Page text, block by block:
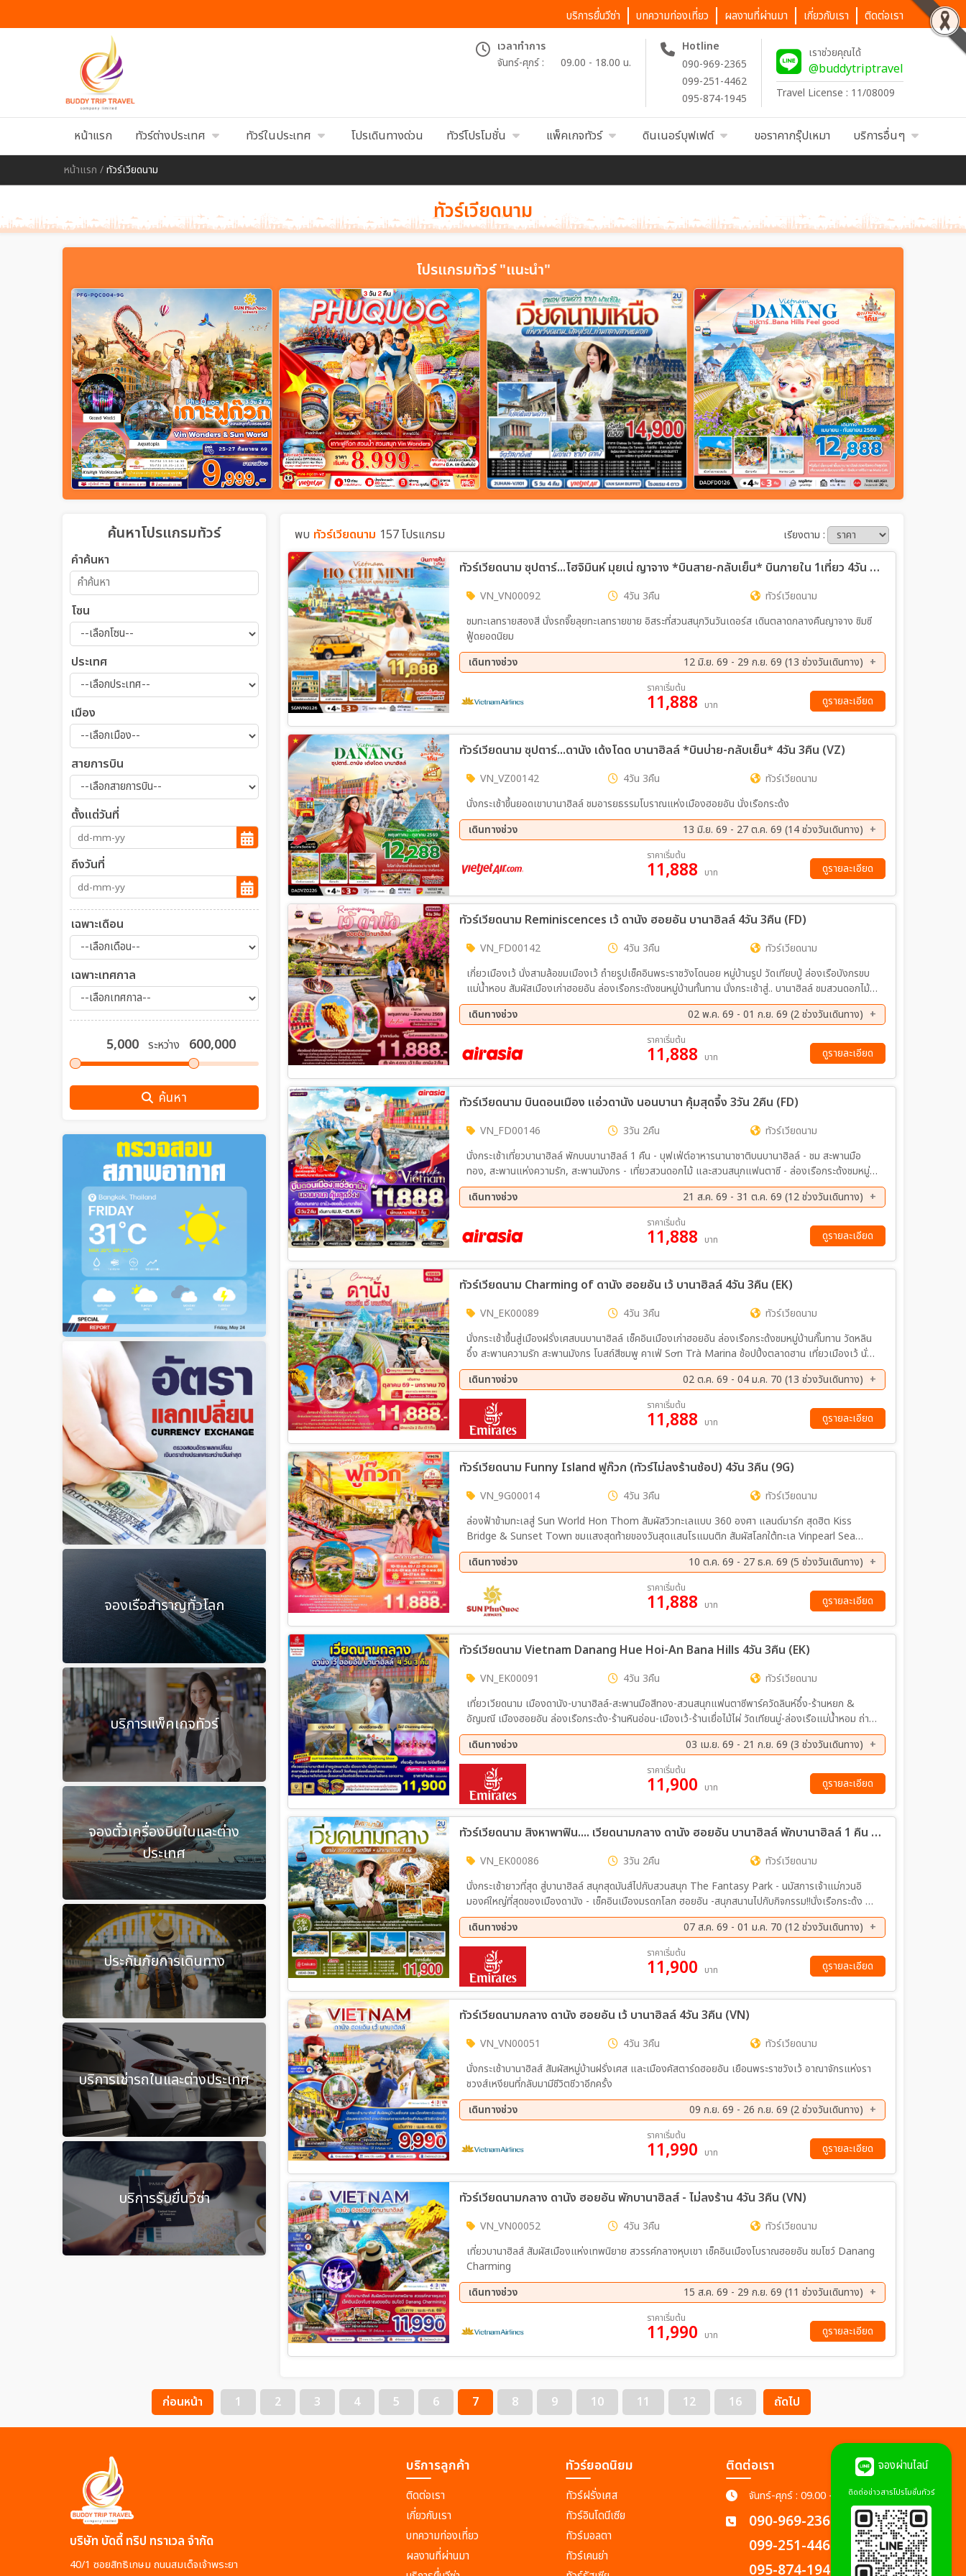
บริการยื่นวีซ่า บทความท่องเที่ยว ผลงานที่ผ่านมา เกี่ยวกับเรา ติดต่อเรา
เวลาทำการ
จันทร์-ศุกร์ :
09.00 - 18.00 น.
Hotline
090-969-2365
099-251-4462
095-874-1945
เราช่วยคุณได้
@buddytriptravel
Travel License : 11/08009
หน้าแรก ทัวร์ต่างประเทศ ทัวร์ในประเทศ โปรเดินทางด่วน ทัวร์โปรโมชั่น แพ็คเกจทัวร์ ดินเนอร์บุฟเฟต์ ขอราคากรุ๊ปเหมา บริการอื่นๆ
หน้าแรก /ทัวร์เวียดนาม
ทัวร์เวียดนาม
โปรแกรมทัวร์ "แนะนำ"
ค้นหาโปรแกรมทัวร์
คำค้นหา
โซน
ประเทศ
เมือง
สายการบิน
ตั้งแต่วันที่
ถึงวันที่
เฉพาะเดือน
เฉพาะเทศกาล
ระหว่าง
ค้นหา
จองเรือสำราญทั่วโลก
บริการแพ็คเกจทัวร์
จองตั๋วเครื่องบินในและต่าง
ประเทศ
ประกันภัยการเดินทาง
บริการเช่ารถในและต่างประเทศ
บริการรับยื่นวีซ่า
พบ ทัวร์เวียดนาม 157 โปรแกรม เรียงตาม :
ทัวร์เวียดนาม ซุปตาร์...โฮจิมินห์ มุยเน่ ญาจาง *บินสาย-กลับเย็น* บินภายใน 1เที่ยว 4วัน 3คืน (VN)
VN_VN00092 4วัน 3คืน
ทัวร์เวียดนาม
ชมทะเลทรายสองสี นั่งรถจิ๊ยลุยทะเลทรายขาย อิสระที่สวนสนุกวินวันเดอร์ส เดินตลาดกลางคืนญาจาง ชิมซี
ฟู้ดยอดนิยม
เดินทางช่วง
12 มิ.ย. 69 - 29 ก.ย. 69 (13 ช่วงวันเดินทาง)
20 ส.ค. 69 - 23 ส.ค. 69
28 ส.ค. 69 - 30 ส.ค. 69
29 ส.ค. 69 - 01 ก.ย. 69
04 ก.ย. 69 - 07 ก.ย. 69
18 ก.ย. 69 - 21 ก.ย. 69
19 ก.ย. 69 - 22 ก.ย. 69
25 ก.ย. 69 - 28 ก.ย. 69
26 ก.ย. 69 - 29 ก.ย. 69
ราคาเริ่มต้น
11,888 บาท ดูรายละเอียด
ทัวร์เวียดนาม ซุปตาร์...ดานัง เด้งโดด บานาฮิลล์ *บินบ่าย-กลับเย็น* 4วัน 3คืน (VZ)
VN_VZ00142 4วัน 3คืน
ทัวร์เวียดนาม
นั่งกระเช้าขึ้นยอดเขาบานาฮิลล์ ชมอารยธรรมโบราณแห่งเมืองฮอยอัน นั่งเรือกระด้ง
เดินทางช่วง
13 มิ.ย. 69 - 27 ต.ค. 69 (14 ช่วงวันเดินทาง)
15 ส.ค. 69 - 18 ส.ค. 69
29 ส.ค. 69 - 01 ก.ย. 69
05 ก.ย. 69 - 08 ก.ย. 69
12 ก.ย. 69 - 15 ก.ย. 69
09 ต.ค. 69 - 12 ต.ค. 69
17 ต.ค. 69 - 20 ต.ค. 69
22 ต.ค. 69 - 25 ต.ค. 69
23 ต.ค. 69 - 26 ต.ค. 69
24 ต.ค. 69 - 27 ต.ค. 69
ราคาเริ่มต้น
11,888 บาท ดูรายละเอียด
ทัวร์เวียดนาม Reminiscences เว้ ดานัง ฮอยอัน บานาฮิลล์ 4วัน 3คืน (FD)
VN_FD00142 4วัน 3คืน
ทัวร์เวียดนาม
เกี่ยวเมืองเว้ นั่งสามล้อขมเมืองเว้ ถำยรูปเช็คอินพระราชวังโดนอย หมู่บ้านรูป วัดเทียบปู่ ล่องเรือบังกรขบ
แม่น้ำหอบ สัมผัสเมืองเก่าฮอยอัน ล่องเรือกระดังชนหมู่บ้านทั้นทาน นั่งกระเช้าสู่.. บานาฮิลล์ ชมสวนดอกไม้
และหมู่บ้านฝรั่งเศษ วัดหลินอึ่งละผานความรัก สะพาบมังกร คาเฝ้ Son Tra Marina ช้อปปิ้งสุดมันส์ที่ตลาด
ฮาน
เดินทางช่วง
02 พ.ค. 69 - 01 ก.ย. 69 (2 ช่วงวันเดินทาง)
29 ส.ค. 69 - 01 ก.ย. 69
ราคาเริ่มต้น
11,888 บาท ดูรายละเอียด
ทัวร์เวียดนาม บินดอนเมือง แอ่วดานัง นอนบานา คุ้มสุดจึ้ง 3วัน 2คืน (FD)
VN_FD00146 3วัน 2คืน
ทัวร์เวียดนาม
นั่งกระเช้าเที่ยวบานาฮิลล์ พักบนบานาฮิลล์ 1 คืน - บุฟเฟ่ต์อาหารนานาชาติบนบานาฮิลล์ - ชม สะพานมือ
ทอง, สะพานแห่งความรัก, สะพานมังกร - เที่ยวสวนดอกไม้ และสวนสนุกแฟนตาซี - ล่องเรือกระด้งชมหมู่
บ้านกั๊มทาน - ชิลล์ที่ Son Tra Marina Café - ช้อปปิ้งเพลิน ๆ ตลาดฮาน - อิสระเที่ยวบานาฮิลล์ตาม
อัธยาศัย
เดินทางช่วง
21 ส.ค. 69 - 31 ต.ค. 69 (12 ช่วงวันเดินทาง)
28 ส.ค. 69 - 30 ส.ค. 69
25 ก.ย. 69 - 27 ก.ย. 69
02 ต.ค. 69 - 04 ต.ค. 69
11 ต.ค. 69 - 13 ต.ค. 69
24 ต.ค. 69 - 26 ต.ค. 69
28 ต.ค. 69 - 30 ต.ค. 69 29 ต.ค. 69 - 31 ต.ค. 69
ราคาเริ่มต้น
11,888 บาท ดูรายละเอียด
ทัวร์เวียดนาม Charming of ดานัง ฮอยอัน เว้ บานาฮิลล์ 4วัน 3คืน (EK)
VN_EK00089 4วัน 3คืน
ทัวร์เวียดนาม
นั่งกระเช้าขึ้นสู่เมืองฝรั่งเศสบนบานาฮิลล์ เช็คอินเมืองเก่าฮอยอัน ล่องเรือกระด้งชมหมู่บ้านกั๊มทาน วัดหลิน
อึ๋ง สะพานความรัก สะพานมังกร โบสถ์สีชมพู คาเฟ่ Sơn Trà Marina ช้อปปิ้งตลาดฮาน เที่ยวเมืองเว้ นั่ง
สามล้อชมเมืองเว้ ถ่ายรูปเช็คอินพระราชวังไดนอย วัดเทียนมู่ ล่องเรือมังกรชมแม่น้ำหอม
เดินทางช่วง
02 ต.ค. 69 - 04 ม.ค. 70 (13 ช่วงวันเดินทาง)
02 ต.ค. 69 - 05 ต.ค. 69
09 ต.ค. 69 - 12 ต.ค. 69
16 ต.ค. 69 - 19 ต.ค. 69
23 ต.ค. 69 - 26 ต.ค. 69
30 ต.ค. 69 - 02 พ.ย. 69
06 พ.ย. 69 - 09 พ.ย. 69
06 ธ.ค. 69 - 09 ธ.ค. 69
11 ธ.ค. 69 - 14 ธ.ค. 69
25 ธ.ค. 69 - 28 ธ.ค. 69
01 ม.ค. 70 - 04 ม.ค. 70
ราคาเริ่มต้น
11,888 บาท ดูรายละเอียด
ทัวร์เวียดนาม Funny Island ฟูก๊วก (ทัวร์ไม่ลงร้านช้อป) 4วัน 3คืน (9G)
VN_9G00014 4วัน 3คืน
ทัวร์เวียดนาม
ล่องฟ้าข้ามทะเลสู่ Sun World Hon Thom สัมผัสวิวทะเลแบบ 360 องศา แลนด์มาร์ก สุดฮิต Kiss
Bridge & Sunset Town ชมแสงสุดท้ายของวันสุดแสนโรแมนติก สัมผัสโลกใต้ทะเล Vinpearl Sea
Shell Aquarium & Grand World พร้อมเช็กอินเมืองแห่งแสงสี เดินเล่น ช้อป ชิม ชิลล์ ริมทะเลใน
บรรยากาศสุดคึกคัก VuiFest Bazaar
เดินทางช่วง
10 ต.ค. 69 - 27 ธ.ค. 69 (5 ช่วงวันเดินทาง)
10 ต.ค. 69 - 13 ต.ค. 69
22 ต.ค. 69 - 25 ต.ค. 69
12 พ.ย. 69 - 15 พ.ย. 69
24 ธ.ค. 69 - 27 ธ.ค. 69
ราคาเริ่มต้น
11,888 บาท ดูรายละเอียด
ทัวร์เวียดนาม Vietnam Danang Hue Hoi-An Bana Hills 4วัน 3คืน (EK)
VN_EK00091 4วัน 3คืน
ทัวร์เวียดนาม
เที่ยวเวียดนาม เมืองดานัง-บานาฮิลล์-สะพานมือสีทอง-สวนสนุกแฟนตาซีพาร์ควัดลินห์อึ๋ง-ร้านหยก &
อัญมณี เมืองฮอยอัน ล่องเรือกระด้ง-ร้านหินอ่อน-เมืองเว้-ร้านเยื่อไม้ไผ่ วัดเทียนมู่-ล่องเรือแม่น้ำหอม ถ่าย
รูปพระราชวังไดโนย-นั่งรถสามล้อสไตล์เวียดนาม ตลาดดงบา-เมืองดานัง-สะพานมังกร รูปปั้นปลามังกรพ่น
น้ำ-สะพานแห่งความรักในดานัง วัดลินห์อึ๋ง-ตลาดฮาน
เดินทางช่วง
03 เม.ย. 69 - 21 ก.ย. 69 (3 ช่วงวันเดินทาง)
21 ส.ค. 69 - 24 ส.ค. 69
04 ก.ย. 69 - 07 ก.ย. 69
ราคาเริ่มต้น
11,900 บาท ดูรายละเอียด
ทัวร์เวียดนาม สิงหาพาฟิน.... เวียดนามกลาง ดานัง ฮอยอัน บานาฮิลล์ พักบานาฮิลล์ 1 คืน 3วัน 2คืน (EK) ไม่ลงร้านรัฐบาล
VN_EK00086 3วัน 2คืน
ทัวร์เวียดนาม
นั่งกระเช้ายาวที่สุด สู่บานาฮิลล์ สนุกสุดมันส์ไปกับสวนสนุก The Fantasy Park - นมัสการเจ้าแม่กวนอิ
มองค์ใหญ่ที่สุดของเมืองดานัง - เช็คอินเมืองมรดกโลก ฮอยอัน -สนุกสนานไปกับกิจกรรม!!นั่งเรือกระด้ง หมู่
บ้านกั้มทาน -ช้อปปิ้ง AEON MALL Da Nang Thanh Khe แลนด์มาร์กแห่งใหม่ของดานัง เมนูพิเศษ !!!
อิ่มอร่อยกับบุฟเฟ่ต์นานาชาติบนบานาฮิลล์ และ หม้อไฟซีฟู้ดเวียดนาม พร้อมเสิร์ฟกุ้งมังกรท่านละครึ่งตัว
เดินทางช่วง
07 ส.ค. 69 - 01 ม.ค. 70 (12 ช่วงวันเดินทาง)
28 ส.ค. 69 - 30 ส.ค. 69
04 ก.ย. 69 - 06 ก.ย. 69
09 ต.ค. 69 - 11 ต.ค. 69
16 ต.ค. 69 - 18 ต.ค. 69
23 ต.ค. 69 - 25 ต.ค. 69
30 ต.ค. 69 - 01 พ.ย. 69
09 ธ.ค. 69 - 11 ธ.ค. 69
11 ธ.ค. 69 - 13 ธ.ค. 69 30 ธ.ค. 69 - 01 ม.ค. 70
ราคาเริ่มต้น
11,900 บาท ดูรายละเอียด
ทัวร์เวียดนามกลาง ดานัง ฮอยอัน เว้ บานาฮิลล์ 4วัน 3คืน (VN)
VN_VN00051 4วัน 3คืน
ทัวร์เวียดนาม
นั่งกระเช้าบานาฮิลส์ สัมผัสหมู่บ้านฝรั่งเศส และเมืองคัสตาร์ดฮอยอัน เยือนพระราชวังเว้ อาณาจักรแห่งรา
ชวงส์เหงียนที่กลับมามีชีวิตชีวาอีกครั้ง
เดินทางช่วง
09 ก.ย. 69 - 26 ก.ย. 69 (2 ช่วงวันเดินทาง)
23 ก.ย. 69 - 26 ก.ย. 69
ราคาเริ่มต้น
11,990 บาท ดูรายละเอียด
ทัวร์เวียดนามกลาง ดานัง ฮอยอัน พักบานาฮิลส์ - ไม่ลงร้าน 4วัน 3คืน (VN)
VN_VN00052 4วัน 3คืน
ทัวร์เวียดนาม
เที่ยวบานาฮิลส์ สัมผัสเมืองแห่งเทพนิยาย สวรรค์กลางหุบเขา เช็คอินเมืองโบราณฮอยอัน ชมโชว์ Danang
Charming
เดินทางช่วง
15 ส.ค. 69 - 29 ก.ย. 69 (11 ช่วงวันเดินทาง)
22 ส.ค. 69 - 25 ส.ค. 69
03 ก.ย. 69 - 06 ก.ย. 69
05 ก.ย. 69 - 08 ก.ย. 69
10 ก.ย. 69 - 13 ก.ย. 69
ราคาเริ่มต้น
11,990 บาท ดูรายละเอียด
ก่อนหน้า 1 2 3 4 5 6 7 8 9 10 11 12 16 ถัดไป
บริษัท บัดดี้ ทริป ทราเวล จำกัด
40/1 ซอยสิทธิเกษม ถนนสมเด็จเจ้าพระยา
บริการลูกค้า
ติดต่อเรา
เกี่ยวกับเรา
บทความท่องเที่ยว
ผลงานที่ผ่านมา
ทัวร์ยอดนิยม
ทัวร์ฝรั่งเศส
ทัวร์อินโดนีเซีย
ทัวร์มอลตา
ทัวร์เคนย่า
ติดต่อเรา
จันทร์-ศุกร์ : 09.00 - 18.00 น.
090-969-2365
099-251-4462
095-874-1945
จองผ่านไลน์
ติดต่อข่าวสารโปรโมชั่นทัวร์